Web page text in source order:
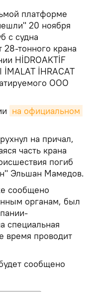
платформе
20 ноября
с судна
тонного крана
HİDROAKTİF
İMALAT İHRACAT
ООО
на официальном
на причал,
часть крана
погиб
Эльшан Мамедов.
сообщено
органам, был
специальная
время проводит
сообщено